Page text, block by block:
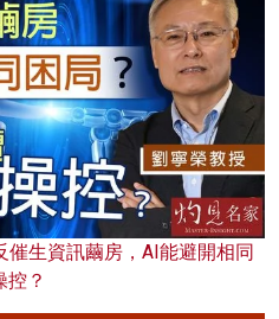
生資訊繭房，AI能避開相同
控？